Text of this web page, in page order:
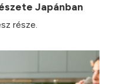
Japánban
része.